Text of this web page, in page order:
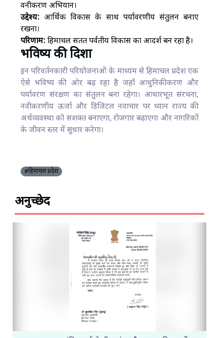
वनीकरण अभियान।
उद्देश्य: आर्थिक विकास के साथ पर्यावरणीय संतुलन बनाए
रखना।
परिणाम: हिमाचल सतत पर्वतीय विकास का आदर्श बन रहा है।
भविष्य की दिशा
इन परिवर्तनकारी परियोजनाओं के माध्यम से हिमाचल प्रदेश एक
ऐसे भविष्य की ओर बढ़ रहा है जहाँ आधुनिकीकरण और
पर्यावरण संरक्षण का संतुलन बना रहेगा। आधारभूत संरचना,
नवीकरणीय ऊर्जा और डिजिटल नवाचार पर ध्यान राज्य की
अर्थव्यवस्था को सशक्त बनाएगा, रोजगार बढ़ाएगा और नागरिकों
के जीवन स्तर में सुधार करेगा।
#हिमाचल प्रदेश
अनुच्छेद